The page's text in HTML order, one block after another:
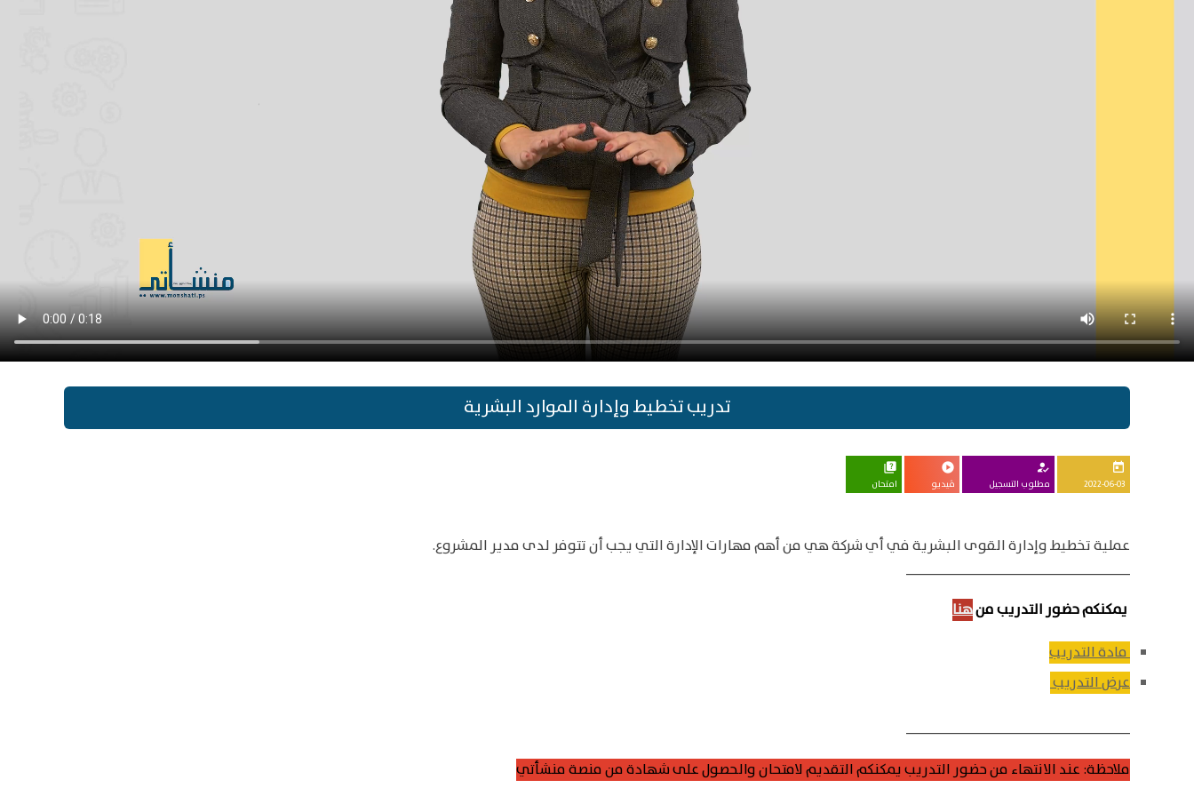
تدريب تخطيط وإدارة الموارد البشرية
today
2022-06-03
how_to_reg
مطلوب التسجيل
play_circle
ڤيديو
quiz
امتحان
عملية تخطيط وإدارة القوى البشرية في أي شركة هي من أهم مهارات الإدارة التي يجب أن تتوفر لدى مدير المشروع.
يمكنكم حضور التدريب منهنا
مادة التدريب
عرض التدريب
ملاحظة: عند الانتهاء من حضور التدريب يمكنكم التقديم لامتحان والحصول على شهادة من منصة منشأتي